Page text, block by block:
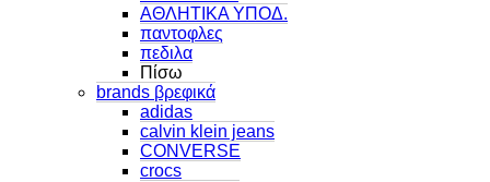
ΑΘΛΗΤΙΚΑ ΥΠΟΔ.
παντοφλες
πεδιλα
Πίσω
brands βρεφικά
adidas
calvin klein jeans
CONVERSE
crocs